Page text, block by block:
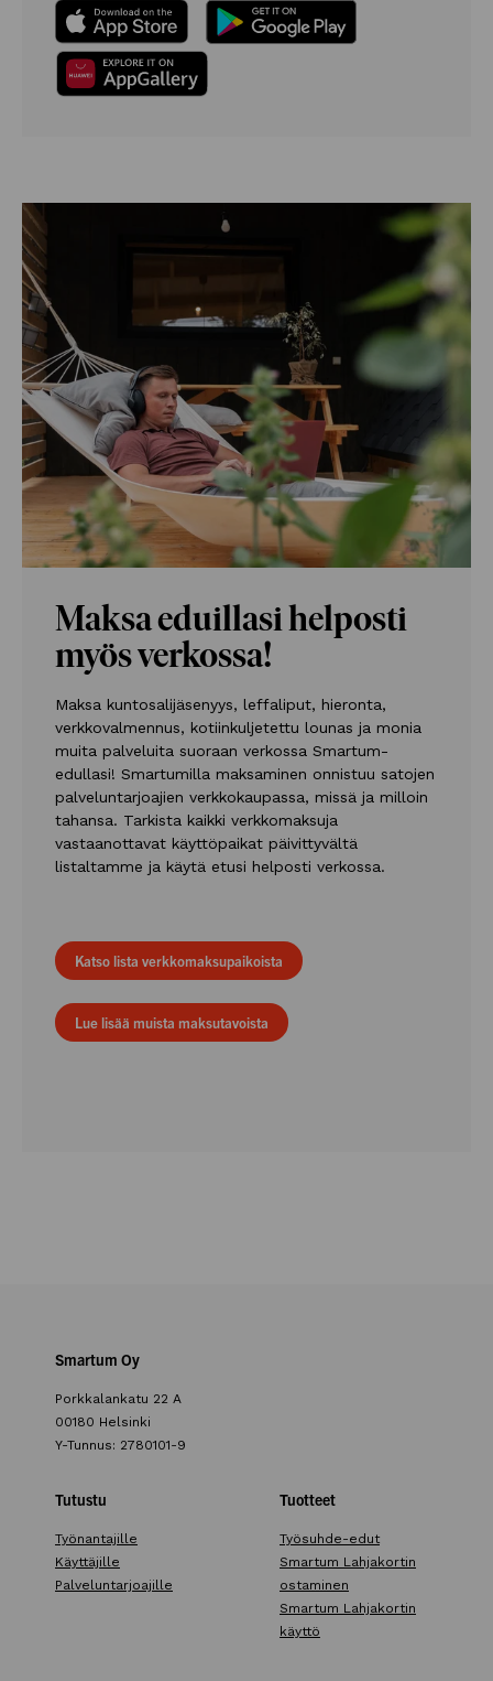
Maksa eduillasi helposti
myös verkossa!
Maksa kuntosalijäsenyys, leffaliput, hieronta,
verkkovalmennus, kotiinkuljetettu lounas ja monia
muita palveluita suoraan verkossa Smartum-
edullasi! Smartumilla maksaminen onnistuu satojen
palveluntarjoajien verkkokaupassa, missä ja milloin
tahansa. Tarkista kaikki verkkomaksuja
vastaanottavat käyttöpaikat päivittyvältä
listaltamme ja käytä etusi helposti verkossa.
Katso lista verkkomaksupaikoista
Lue lisää muista maksutavoista
Smartum Oy
Porkkalankatu 22 A
00180 Helsinki
Y-Tunnus: 2780101-9
Tutustu
Työnantajille
Käyttäjille
Palveluntarjoajille
Tuotteet
Työsuhde-edut
Smartum Lahjakortin
ostaminen
Smartum Lahjakortin
käyttö